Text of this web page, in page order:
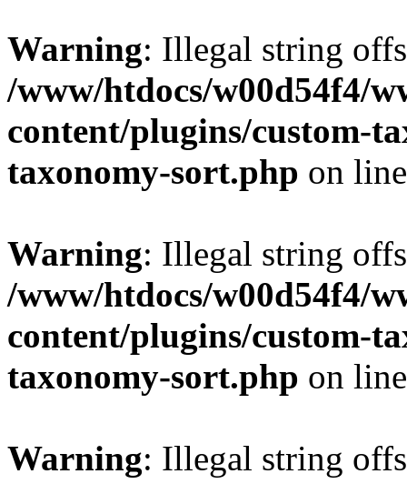
Warning: Illegal string
/www/htdocs/w00d54f4/
content/plugins/custom-
taxonomy-sort.php on
Warning: Illegal string
/www/htdocs/w00d54f4/
content/plugins/custom-
taxonomy-sort.php on
Warning: Illegal string